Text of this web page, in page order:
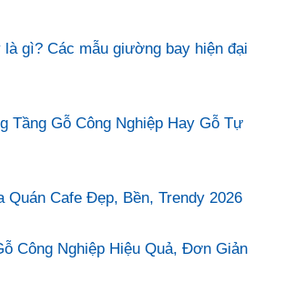
gì? Các mẫu giường bay hiện đại
Tầng Gỗ Công Nghiệp Hay Gỗ Tự
Quán Cafe Đẹp, Bền, Trendy 2026
Công Nghiệp Hiệu Quả, Đơn Giản